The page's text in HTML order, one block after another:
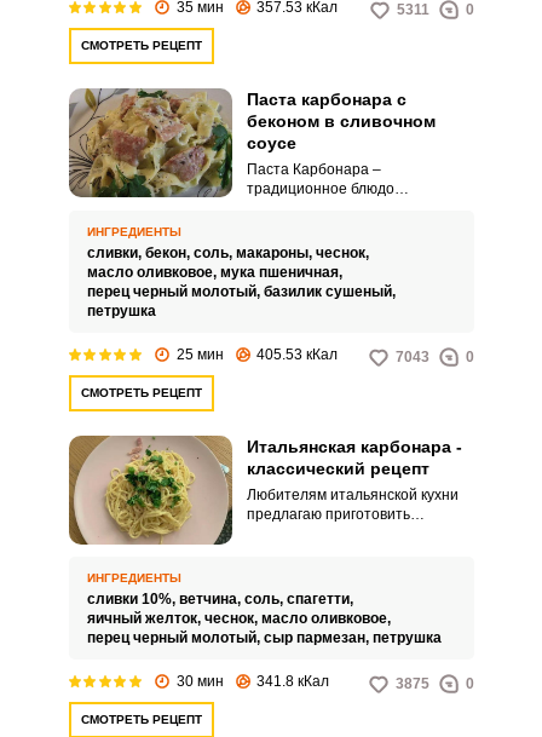
35 мин 357.53 кКал 5311 0
СМОТРЕТЬ РЕЦЕПТ
Паста карбонара с
беконом в сливочном
соусе
Паста Карбонара –
традиционное блюдо
замечательным рецептом и
приготовить пасту с беконом в
сливочном соусе.
ИНГРЕДИЕНТЫ
сливки, бекон, соль, макароны, чеснок,
масло оливковое, мука пшеничная,
перец черный молотый, базилик сушеный,
петрушка
25 мин 405.53 кКал 7043 0
СМОТРЕТЬ РЕЦЕПТ
Итальянская карбонара -
классический рецепт
Любителям итальянской кухни
предлагаю приготовить
получается нежным и
аппетитным, оторваться просто
невозможно.
ИНГРЕДИЕНТЫ
сливки 10%, ветчина, соль, спагетти,
яичный желток, чеснок, масло оливковое,
перец черный молотый, сыр пармезан, петрушка
30 мин 341.8 кКал 3875 0
СМОТРЕТЬ РЕЦЕПТ
Запомнить меня
ВХОД
Забыли пароль?